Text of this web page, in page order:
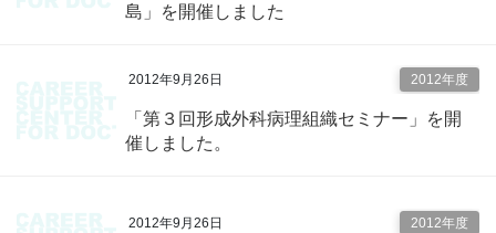
島」を開催しました
2012年9月26日 2012年度
「第３回形成外科病理組織セミナー」を開
催しました。
2012年9月26日 2012年度